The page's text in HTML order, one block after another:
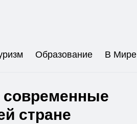
Образование В Мире
современные
стране